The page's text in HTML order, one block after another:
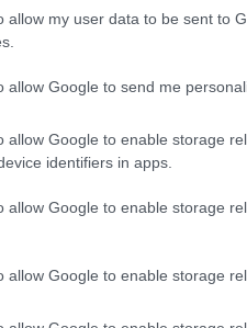
allow my user data to be sent to
allow Google to send me
allow Google to enable storage
identifiers in apps.
allow Google to enable storage
allow Google to enable storage
21.09.2023